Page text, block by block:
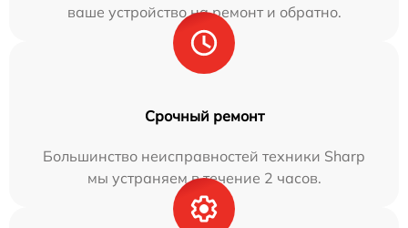
ваше устройство на ремонт и обратно.
Срочный ремонт
Большинство неисправностей техники Sharp
мы устраняем в течение 2 часов.